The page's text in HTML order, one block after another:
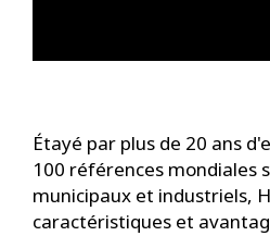
Étayé par plus de 20 ans
100 références mondiales
municipaux et industriels,
caractéristiques et